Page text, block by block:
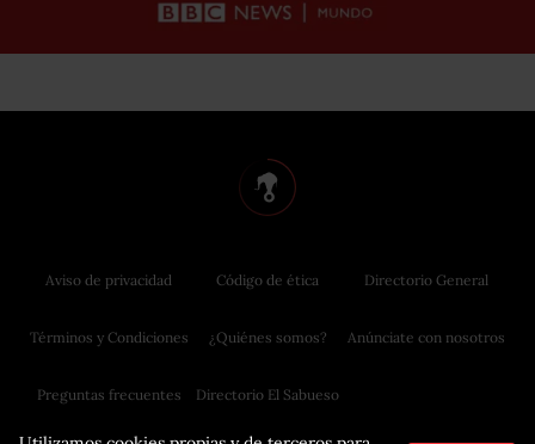
Aviso de privacidad
Términos y Condiciones
Preguntas frecuentes
Código de ética
¿Quiénes somos?
Directorio El Sabueso
Directorio General
Anúnciate con nosotros